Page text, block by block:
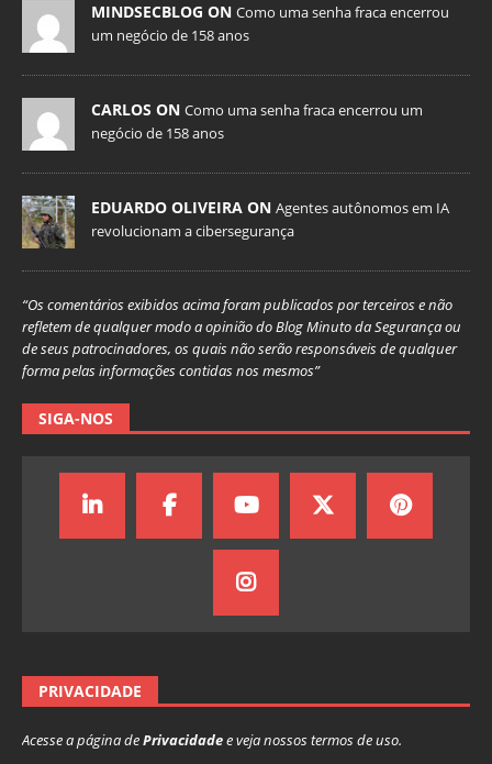
MINDSECBLOG ON Como uma senha fraca encerrou
um negócio de 158 anos
CARLOS ON Como uma senha fraca encerrou um
negócio de 158 anos
EDUARDO OLIVEIRA ON Agentes autônomos em IA
revolucionam a cibersegurança
“Os comentários exibidos acima foram publicados por terceiros e não
refletem de qualquer modo a opinião do Blog Minuto da Segurança ou
de seus patrocinadores, os quais não serão responsáveis de qualquer
forma pelas informações contidas nos mesmos”
SIGA-NOS
PRIVACIDADE
Acesse a página dePrivacidadee veja nossos termos de uso.